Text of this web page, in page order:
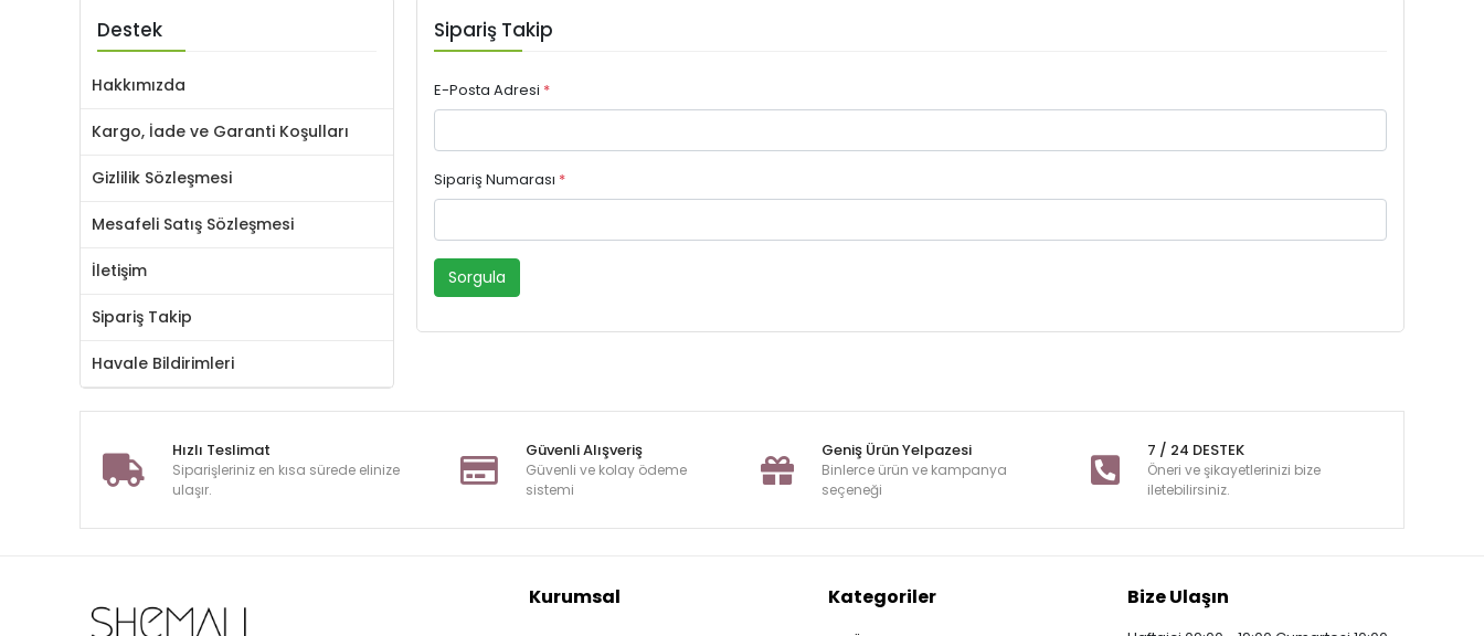
Destek
Hakkımızda
Kargo, İade ve Garanti Koşulları
Gizlilik Sözleşmesi
Mesafeli Satış Sözleşmesi
İletişim
Sipariş Takip
Havale Bildirimleri
Sipariş Takip
E-Posta Adresi *
Sipariş Numarası *
Sorgula
Hızlı Teslimat
Siparişleriniz en kısa sürede elinize
ulaşır.
Güvenli Alışveriş
Güvenli ve kolay ödeme
sistemi
Geniş Ürün Yelpazesi
Binlerce ürün ve kampanya
seçeneği
7 / 24 DESTEK
Öneri ve şikayetlerinizi bize
iletebilirsiniz.
Kurumsal Kategoriler Bize Ulaşın